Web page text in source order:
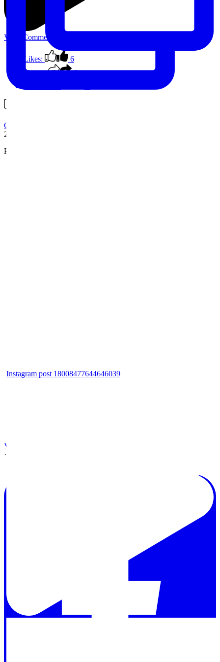
View Comments
Likes:
6
Shares:
0
Outback Spain
2 years ago
Photo stop on this morning’s circuit
View on Facebook
·
Instagram post 18008477644646039